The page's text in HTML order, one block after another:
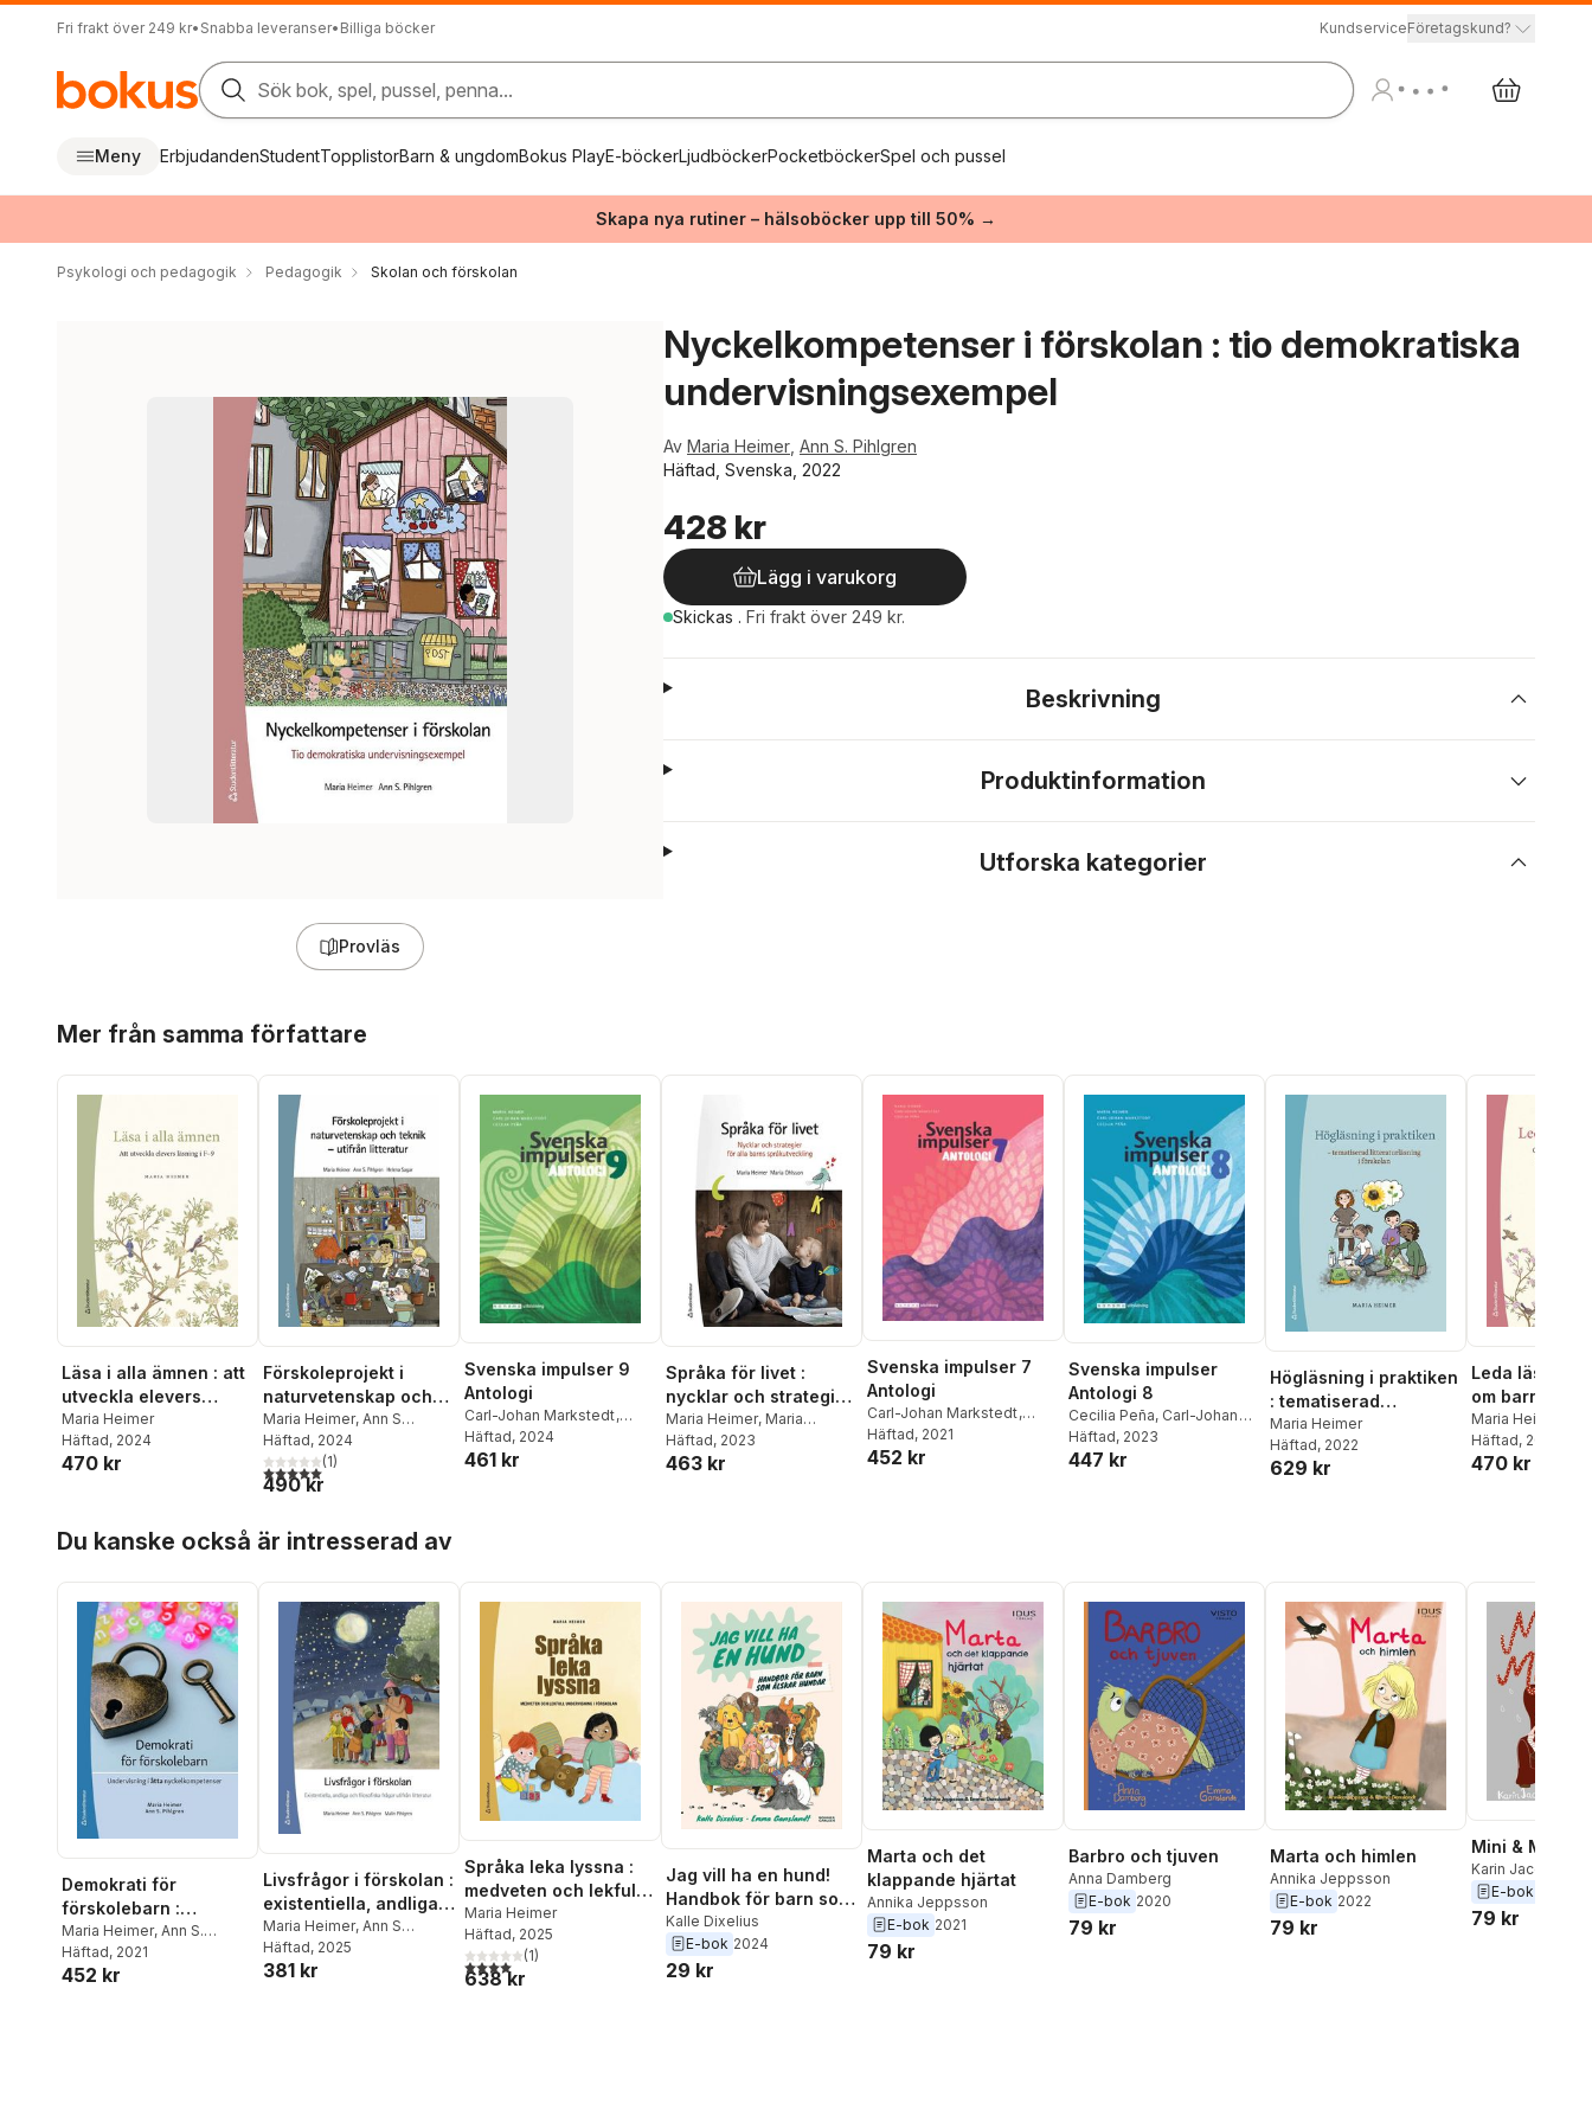
Fri frakt över 249 kr• Snabba leveranser• Billiga böcker KundserviceFöretagskund?
Sök bok, spel, pussel, penna...
Meny ErbjudandenStudentTopplistorBarn & ungdomBokus PlayE-böckerLjudböckerPocketböckerSpel och pussel
Skapa nya rutiner – hälsoböcker upp till 50% →
Psykologi och pedagogik Pedagogik Skolan och förskolan
Provläs
Nyckelkompetenser i förskolan : tio demokratiska
undervisningsexempel
Av Maria Heimer Ann S. Pihlgren
Häftad, Svenska, 2022
428 kr
Lägg i varukorg
Skickas . Fri frakt över 249 kr.
Beskrivning
Produktinformation
Utforska kategorier
Mer från samma författare
Läsa i alla ämnen : att
utveckla elevers
läsning i F-9
Maria Heimer
Häftad, 2024
470 kr
Förskoleprojekt i
naturvetenskap och
teknik : utifrån
litteratur
Maria Heimer, Ann S
Pihlgren,Helena Sagar
Häftad, 2024
5,0utav 5 stjärnor. Totalt antal röster:
(1)
490 kr
Svenska impulser 9
Antologi
Carl-Johan Markstedt,
Cecilia Peña,
Häftad, 2024
461 kr
Språka för livet :
nycklar och strategier
för alla barns
språkutveckling
Maria Heimer, Maria
Ohlsson
Häftad, 2023
463 kr
Svenska impulser 7
Antologi
Carl-Johan Markstedt,
Cecilia Peña
Häftad, 2021
452 kr
Svenska impulser
Antologi 8
Cecilia Peña, Carl-Johan
Markstedt,Maria Heimer
Häftad, 2023
447 kr
Högläsning i praktiken
: tematiserad
litteraturläsning i
förskolan
Maria Heimer
Häftad, 2022
629 kr
Leda
om barns och
läsning och
kan utvecklas
Maria Heimer
Häftad, 2023
470 kr
Du kanske också är intresserad av
Demokrati för
förskolebarn :
undervisning i åtta
nyckelkompetenser
Maria Heimer, Ann S.
Pihlgren
Häftad, 2021
452 kr
Livsfrågor i förskolan :
existentiella, andliga
och filosofiska frågor
utifrån litteratur
Maria Heimer, Ann S
Pihlgren,Malin Pihlgren
Häftad, 2025
381 kr
Språka leka lyssna :
medveten och lekfull
undervisning i
förskolan
Maria Heimer
Häftad, 2025
4,0utav 5 stjärnor. Totalt antal röster:
(1)
638 kr
Jag vill ha en hund!
Handbok för barn som
älskar hundar
Kalle Dixelius
E-bok 2024
29 kr
Marta och det
klappande hjärtat
Annika Jeppsson
E-bok 2021
79 kr
Barbro och tjuven
Anna Damberg
E-bok 2020
79 kr
Marta och himlen
Annika Jeppsson
E-bok 2022
79 kr
Mini & Maxi
Karin Jacov
E-bok
79 kr